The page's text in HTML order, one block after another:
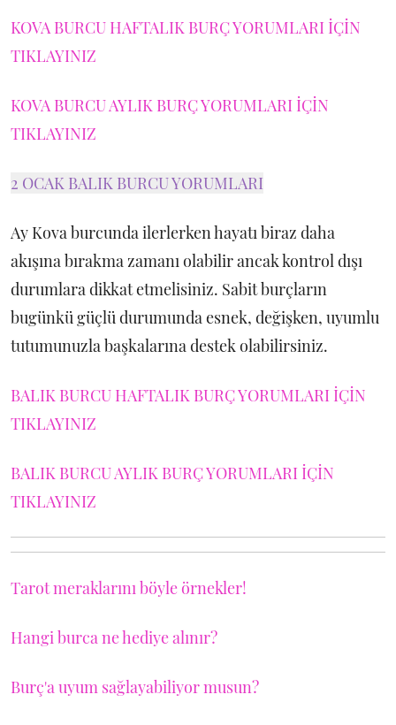
KOVA BURCU HAFTALIK BURÇ YORUMLARI İÇİN
TIKLAYINIZ
KOVA BURCU AYLIK BURÇ YORUMLARI İÇİN
TIKLAYINIZ
2 OCAK BALIK BURCU YORUMLARI
Ay Kova burcunda ilerlerken hayatı biraz daha
akışına bırakma zamanı olabilir ancak kontrol dışı
durumlara dikkat etmelisiniz. Sabit burçların
bugünkü güçlü durumunda esnek, değişken, uyumlu
tutumunuzla başkalarına destek olabilirsiniz.
BALIK BURCU HAFTALIK BURÇ YORUMLARI İÇİN
TIKLAYINIZ
BALIK BURCU AYLIK BURÇ YORUMLARI İÇİN
TIKLAYINIZ
Tarot meraklarını böyle örnekler!
Hangi burca ne hediye alınır?
Burç'a uyum sağlayabiliyor musun?